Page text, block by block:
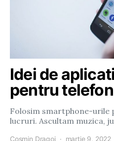
Idei de
pentru telefon
Folosim smartphone-urile
lucruri. Ascultam muzica,
Cosmin Dragoi martie 9, 2022